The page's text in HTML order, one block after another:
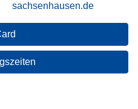
sachsenhausen.de